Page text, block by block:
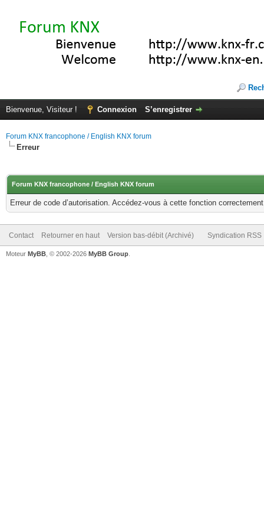
Bienvenue, Visiteur ! Connexion S’enregistrer
Forum KNX francophone / English KNX forum
Erreur
Forum KNX francophone / English KNX forum
Erreur de code d’autorisation. Accédez-vous à cette fonction
Contact Retourner en haut Version bas-débit (Archivé) Syndication RSS
Moteur MyBB , © 2002-2026 MyBB Group